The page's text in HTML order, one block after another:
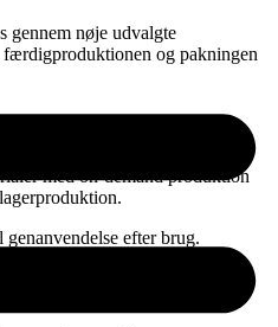
gennem nøje udvalgte
færdigproduktionen og pakningen
med on-demand produktion
efter brug.